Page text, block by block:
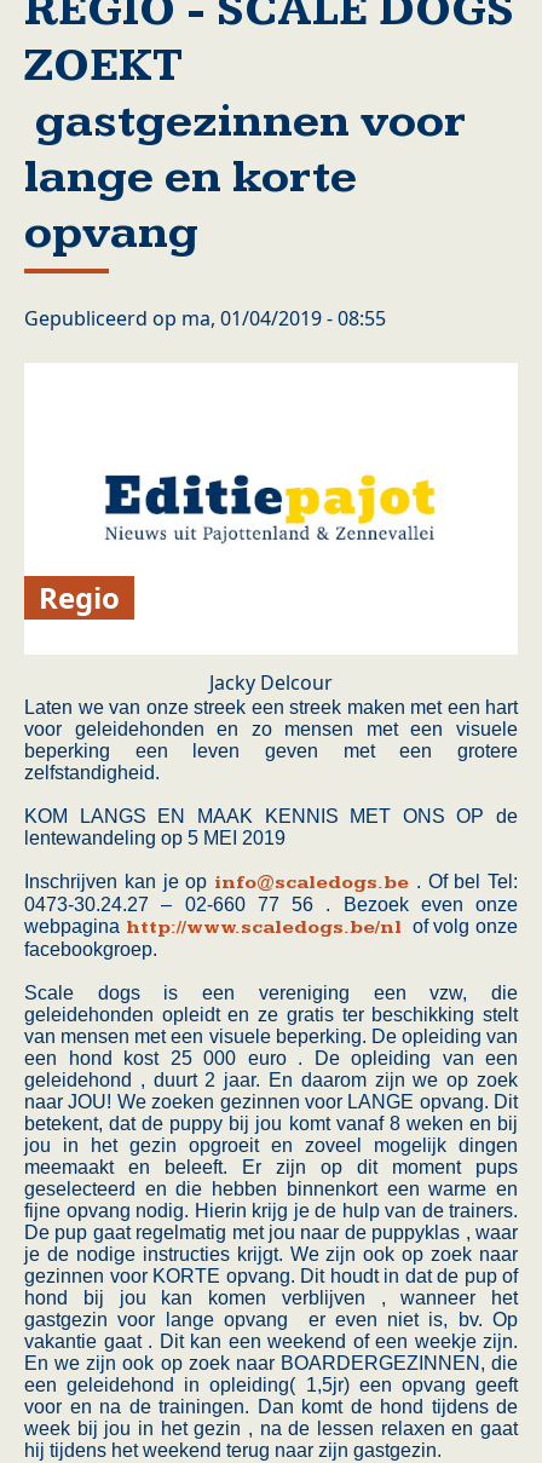
ZOEKT
gastgezinnen voor
lange en korte
opvang
Gepubliceerd op ma, 01/04/2019 - 08:55
Regio
Jacky Delcour
Laten we van onze streek een streek maken met een hart
voor geleidehonden en zo mensen met een visuele
beperking een leven geven met een grotere
zelfstandigheid.
KOM LANGS EN MAAK KENNIS MET ONS OP de
lentewandeling op 5 MEI 2019
Inschrijven kan je op info@scaledogs.be . Of bel Tel:
0473-30.24.27 – 02-660 77 56 . Bezoek even onze
webpagina http://www.scaledogs.be/nl of volg onze
facebookgroep.
Scale dogs is een vereniging een vzw, die
geleidehonden opleidt en ze gratis ter beschikking stelt
van mensen met een visuele beperking. De opleiding van
een hond kost 25 000 euro . De opleiding van een
geleidehond , duurt 2 jaar. En daarom zijn we op zoek
naar JOU! We zoeken gezinnen voor LANGE opvang. Dit
betekent, dat de puppy bij jou komt vanaf 8 weken en bij
jou in het gezin opgroeit en zoveel mogelijk dingen
meemaakt en beleeft. Er zijn op dit moment pups
geselecteerd en die hebben binnenkort een warme en
fijne opvang nodig. Hierin krijg je de hulp van de trainers.
De pup gaat regelmatig met jou naar de puppyklas , waar
je de nodige instructies krijgt. We zijn ook op zoek naar
gezinnen voor KORTE opvang. Dit houdt in dat de pup of
hond bij jou kan komen verblijven , wanneer het
gastgezin voor lange opvang er even niet is, bv. Op
vakantie gaat . Dit kan een weekend of een weekje zijn.
En we zijn ook op zoek naar BOARDERGEZINNEN, die
een geleidehond in opleiding( 1,5jr) een opvang geeft
voor en na de trainingen. Dan komt de hond tijdens de
week bij jou in het gezin , na de lessen relaxen en gaat
hij tijdens het weekend terug naar zijn gastgezin.